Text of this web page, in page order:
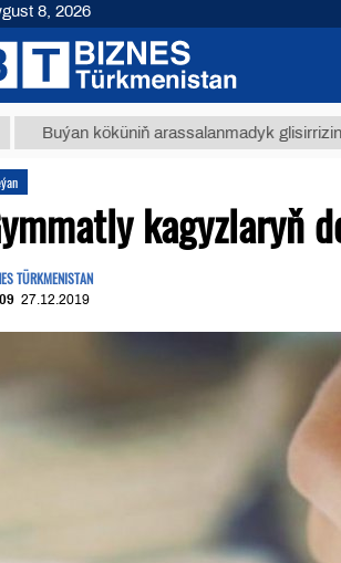
köküniň arassalanmadyk glisirrizin
kagyzlaryň
TÜRKMENISTAN
27.12.2019
8, 2026